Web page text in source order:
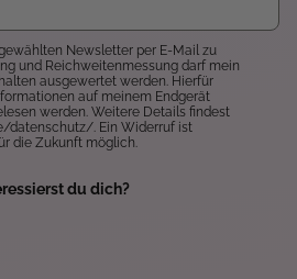
Newsletter per E-Mail zu
und Reichweitenmessung darf mein
ausgewertet werden. Hierfür
auf meinem Endgerät
werden. Weitere Details findest
datenschutz/. Ein Widerruf ist
die Zukunft möglich.
du dich?